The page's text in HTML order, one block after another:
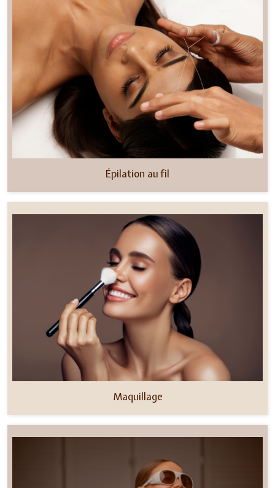
Épilation au fil
Maquillage